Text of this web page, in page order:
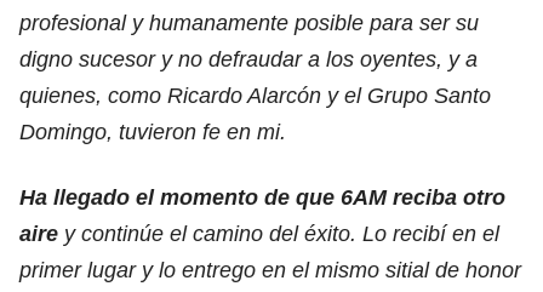
profesional y humanamente posible para ser su
digno sucesor y no defraudar a los oyentes, y a
quienes, como Ricardo Alarcón y el Grupo Santo
Domingo, tuvieron fe en mi.
Ha llegado el momento de que 6AM reciba otro
aire y continúe el camino del éxito. Lo recibí en el
primer lugar y lo entrego en el mismo sitial de honor